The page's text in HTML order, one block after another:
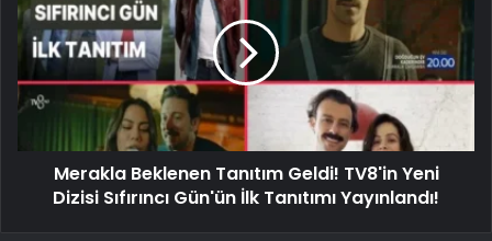
Merakla Beklenen Tanıtım Geldi! TV8'in Yeni
Dizisi Sıfırıncı Gün'ün İlk Tanıtımı Yayınlandı!